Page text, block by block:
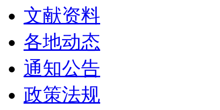
文献资料
各地动态
通知公告
政策法规